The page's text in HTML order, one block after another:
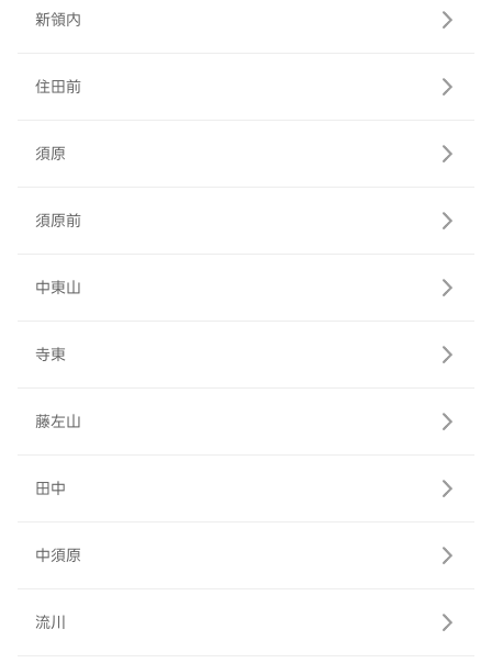
新領内
住田前
須原
須原前
中東山
寺東
藤左山
田中
中須原
流川